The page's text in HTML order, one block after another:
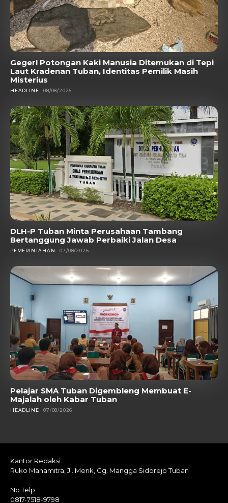
Geger! Potongan Kaki Manusia Ditemukan di Tepi
Laut Kradenan Tuban, Identitas Pemilik Masih
Misterius
HEADLINE 08/08/2026
DLH-P Tuban Minta Perusahaan Tambang
Bertanggung Jawab Perbaiki Jalan Desa
PEMERINTAHAN 07/08/2026
Pelajar SMA Tuban Digembleng Membuat E-
Majalah oleh Kabar Tuban
HEADLINE 07/08/2026
Kantor Redaksi:
Ruko Mahamitra, Jl. Merik, Gg. Mangga Sidorejo Tuban
No Telp:
0817-7518-9798